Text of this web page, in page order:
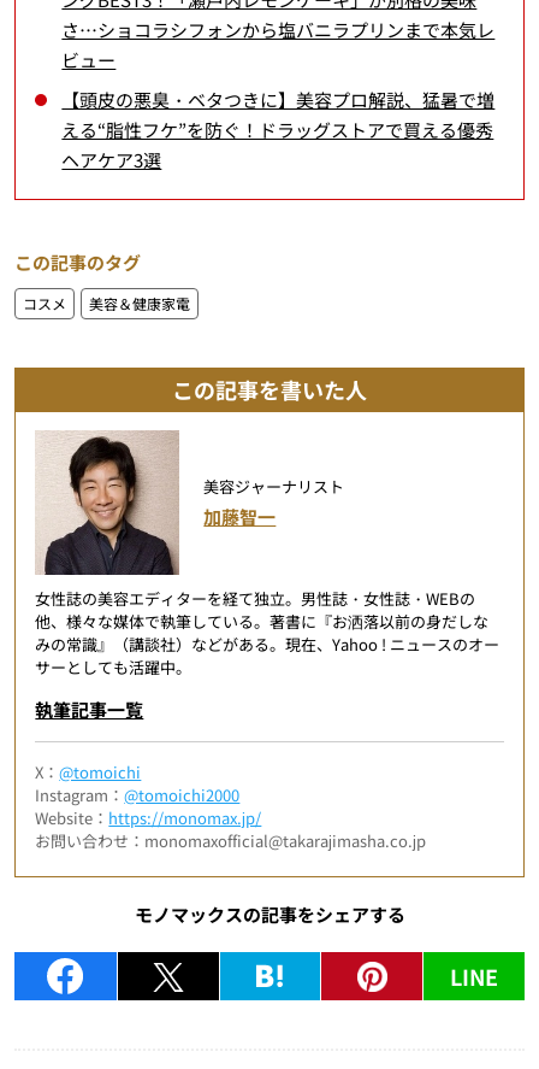
さ…ショコラシフォンから塩バニラプリンまで本気レ
ビュー
【頭皮の悪臭・ベタつきに】美容プロ解説、猛暑で増
える“脂性フケ”を防ぐ！ドラッグストアで買える優秀
ヘアケア3選
この記事のタグ
コスメ 美容＆健康家電
この記事を書いた人
美容ジャーナリスト
加藤智一
女性誌の美容エディターを経て独立。男性誌・女性誌・WEBの
他、様々な媒体で執筆している。著書に『お洒落以前の身だしな
みの常識』（講談社）などがある。現在、Yahoo ! ニュースのオー
サーとしても活躍中。
執筆記事一覧
X：@tomoichi
Instagram：@tomoichi2000
Website： https://monomax.jp/
お問い合わせ：monomaxofficial@takarajimasha.co.jp
モノマックスの記事をシェアする
LINE